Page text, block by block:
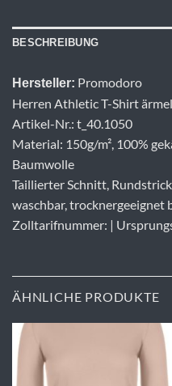
BESCHREIBUNG
Hersteller: Promodoro
Herren Athletic T-Shirt
Artikel-Nr.: t_40.1050
Material: 150g/m², 100%
Baumwolle
Taillierter Schnitt,
waschbar, trocknergeeignet
Zolltarifnummer: |
ÄHNLICHE PRODUKTE